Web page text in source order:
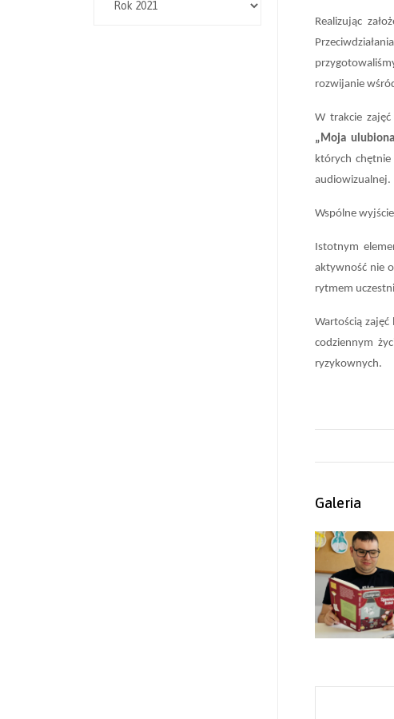
Realizując
rozwijanie
W trakcie
„Moja
których
audiowizualnej.
Wspólne
Istotnym
aktywność nie
rytmem
Wartością
codziennym
ryzykownych.
Galeria